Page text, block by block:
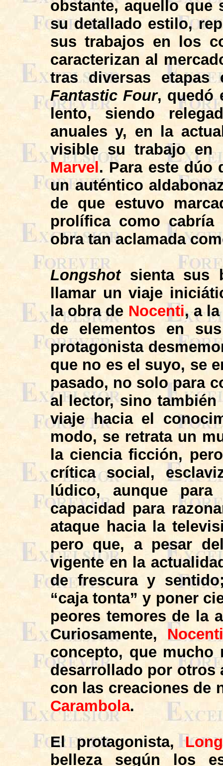
obstante, aquello que
su detallado estilo,
sus trabajos en los
caracterizan al
tras diversas
Fantastic Four, quedó
lento, siendo
anuales y, en la
visible su trabajo en
Marvel . Para este dúo
un auténtico
de que estuvo
prolífica como cabría
obra tan aclamada
Longshotsienta sus
llamar un viaje
la obra de Nocenti, a
de elementos en
protagonista
que no es el suyo, se
pasado, no solo para
al lector, sino también
viaje hacia el
modo, se retrata un
la ciencia ficción,
crítica social,
lúdico, aunque
capacidad para
ataque hacia la
pero que, a pesar
vigente en la
de frescura y
“caja tonta” y poner
peores temores de la
Curiosamente,
concepto, que mucho
desarrollado por otros
con las creaciones de
Carambola.
El protagonista,
belleza según los